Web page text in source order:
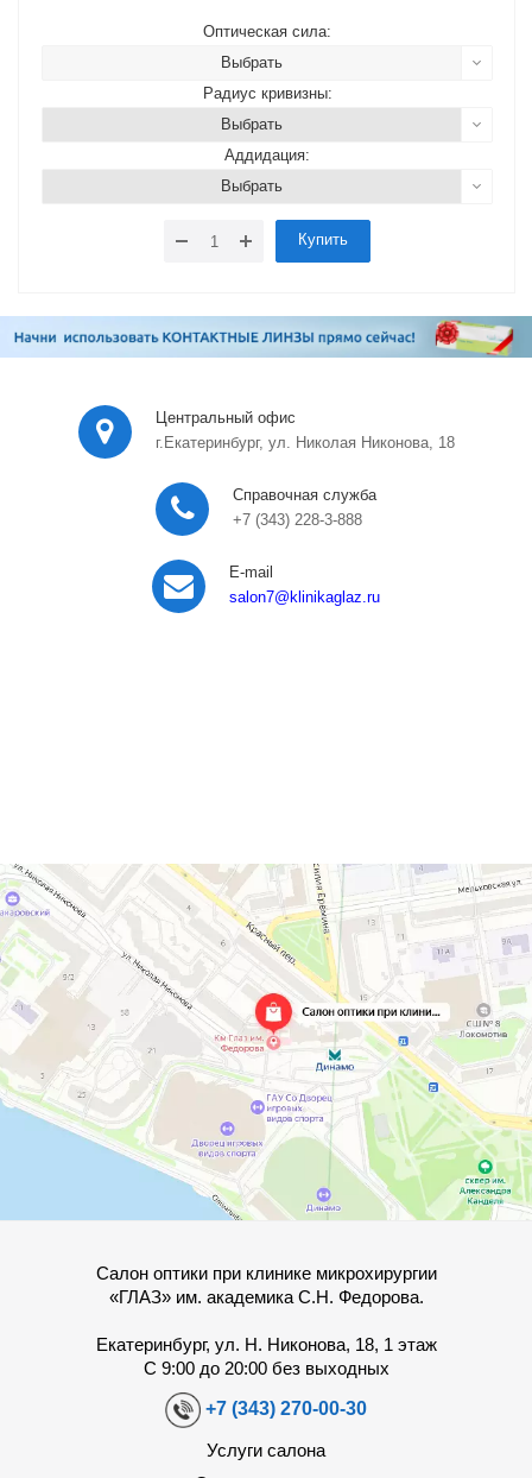
Оптическая сила:
Выбрать
Радиус кривизны:
Выбрать
Аддидация:
Выбрать
Купить
Центральный офис
г.Екатеринбург, ул. Николая Никонова, 18
Справочная служба
+7 (343) 228-3-888
E-mail
salon7@klinikaglaz.ru
Салон оптики при клинике микрохирургии
«ГЛАЗ» им. академика С.Н. Федорова.
Екатеринбург, ул. Н. Никонова, 18, 1 этаж
С 9:00 до 20:00 без выходных
+7 (343) 270-00-30
Услуги салона